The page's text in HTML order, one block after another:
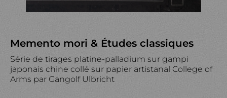
Memento mori & Études classiques
Série de tirages platine-palladium sur gampi
japonais chine collé sur papier artistanal College of
Arms par Gangolf Ulbricht